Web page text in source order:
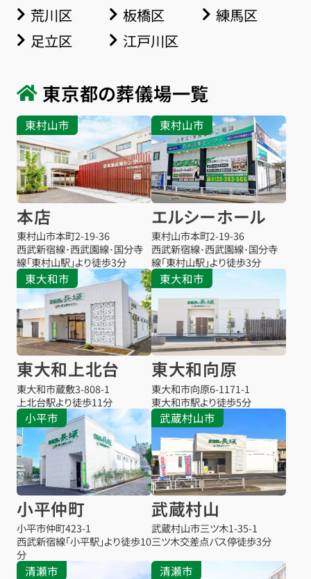
荒川区
板橋区
練馬区
足立区
江戸川区
東京都の葬儀場一覧
東村山市
本店
東村山市本町2-19-36
西武新宿線･西武園線･国分寺
線「東村山駅」より徒歩3分
東村山市
エルシーホール
東村山市本町2-19-36
西武新宿線･西武園線･国分寺
線「東村山駅」より徒歩3分
東大和市
東大和上北台
東大和市蔵敷3-808-1
上北台駅より徒歩11分
東大和市
東大和向原
東大和市向原6-1171-1
東大和市駅より徒歩5分
小平市
小平仲町
小平市仲町423-1
西武新宿線「小平駅」より徒歩10
分
武蔵村山市
武蔵村山
武蔵村山市三ツ木1-35-1
三ツ木交差点バス停徒歩3分
清瀬市 清瀬市